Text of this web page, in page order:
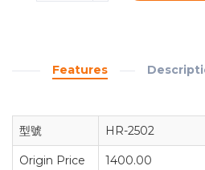
Features
型號 HR-2502
Origin Price 1400.00